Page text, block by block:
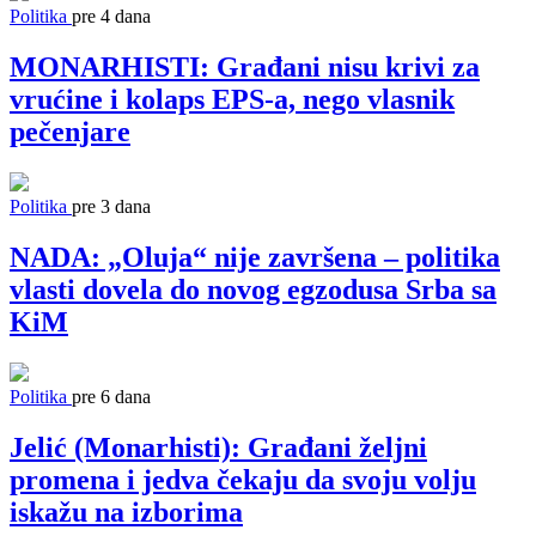
Politika pre 4 dana
MONARHISTI: Građani nisu krivi za
vrućine i kolaps EPS-a, nego vlasnik
pečenjare
Politika pre 3 dana
NADA: „Oluja“ nije završena – politika
vlasti dovela do novog egzodusa Srba sa
KiM
Politika pre 6 dana
Jelić (Monarhisti): Građani željni
promena i jedva čekaju da svoju volju
iskažu na izborima